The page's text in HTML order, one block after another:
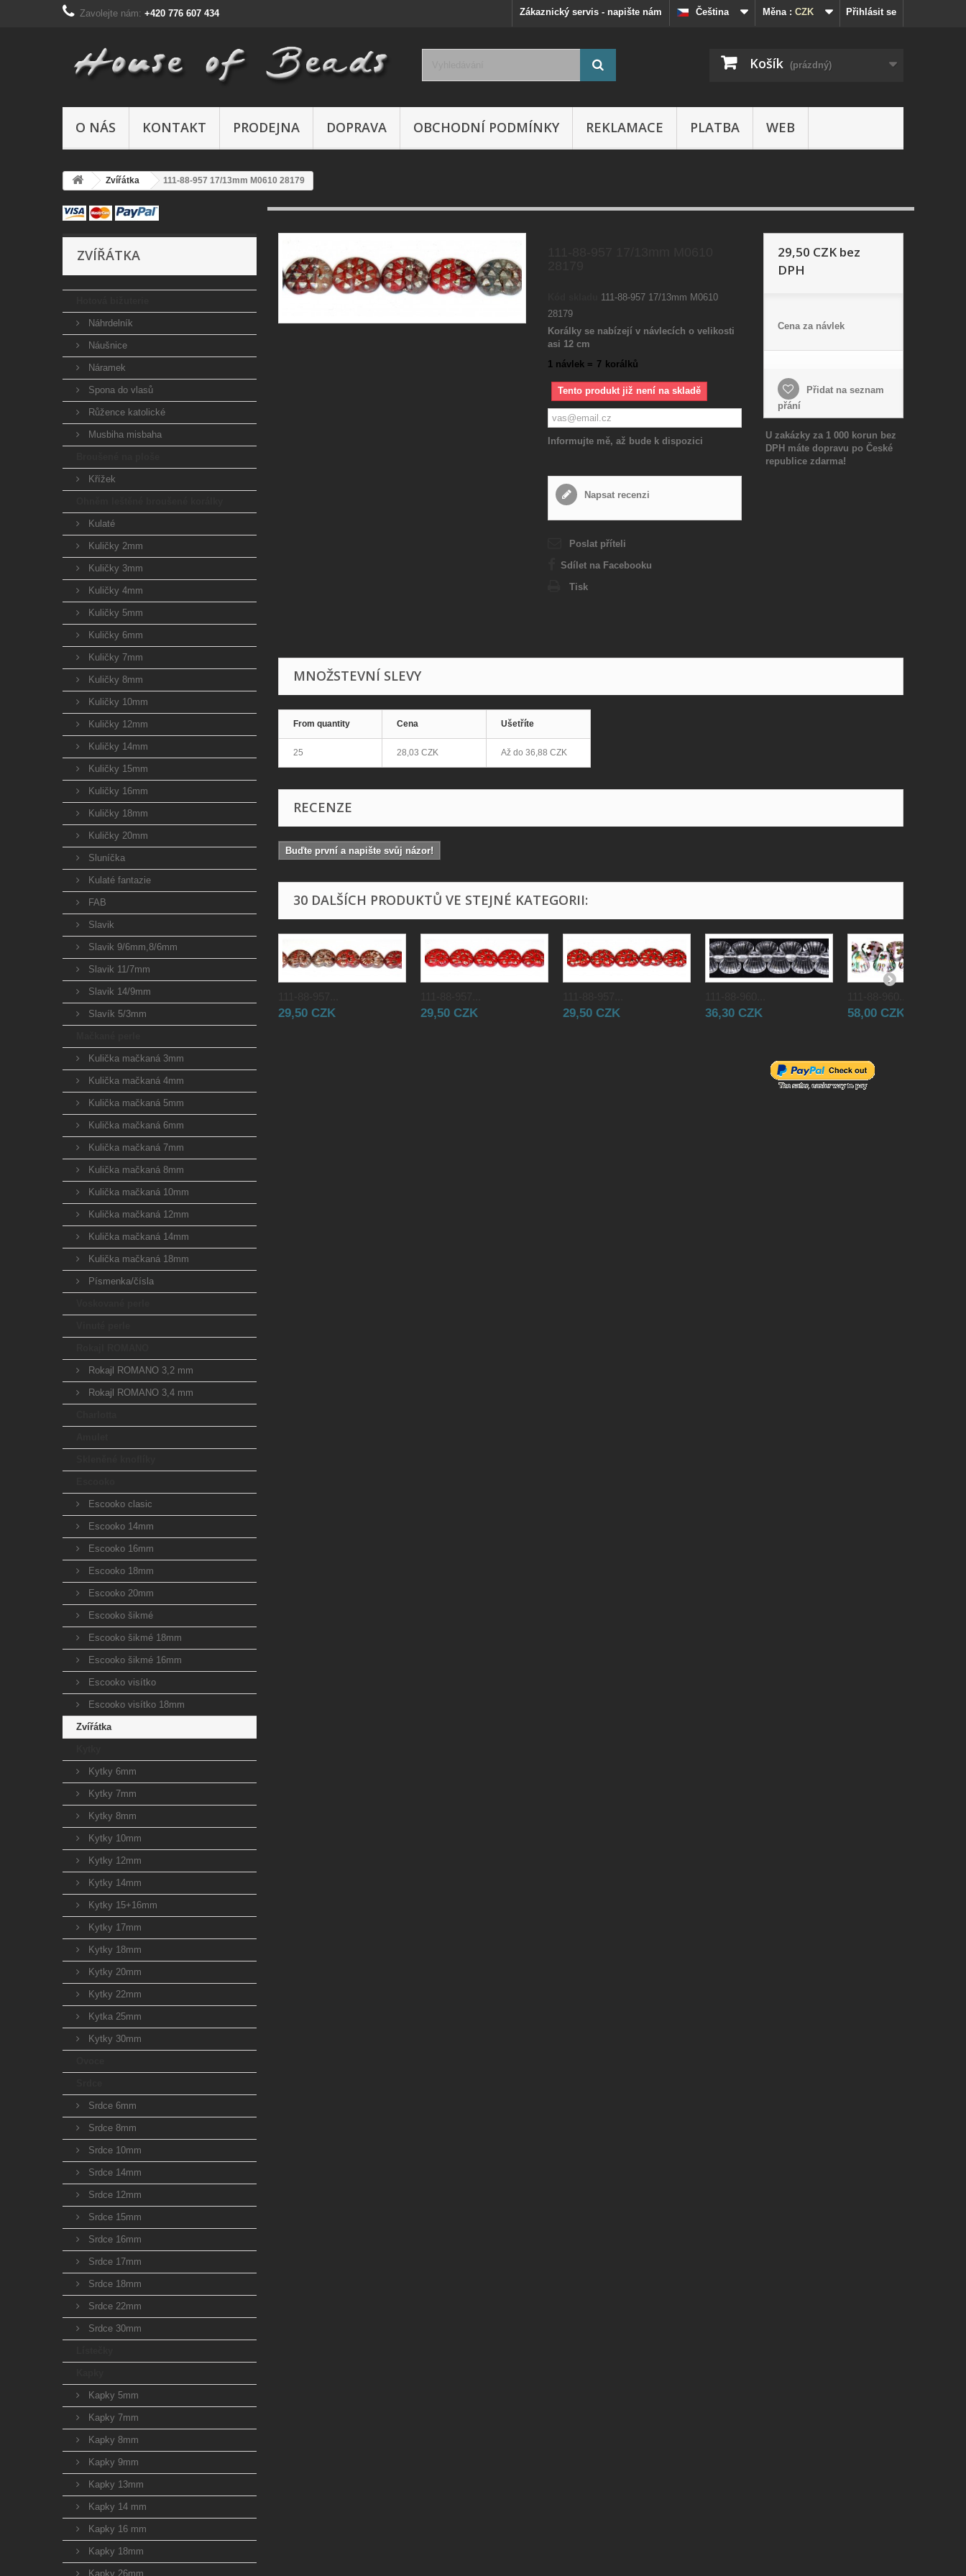
Přihlásit se
Měna : CZK
Čeština
Zákaznický servis - napište nám
Zavolejte nám: +420 776 607 434
Košík (prázdný)
O NÁS KONTAKT PRODEJNA DOPRAVA OBCHODNÍ PODMÍNKY REKLAMACE PLATBA WEB
Zvířátka 111-88-957 17/13mm M0610 28179
ZVÍŘÁTKA
Náhrdelník
Náušnice
Náramek
Spona do vlasů
Růžence katolické
Musbiha misbaha
Křížek
Kulaté
Kuličky 2mm
Kuličky 3mm
Kuličky 4mm
Kuličky 5mm
Kuličky 6mm
Kuličky 7mm
Kuličky 8mm
Kuličky 10mm
Kuličky 12mm
Kuličky 14mm
Kuličky 15mm
Kuličky 16mm
Kuličky 18mm
Kuličky 20mm
Sluníčka
Kulaté fantazie
FAB
Slavik
Slavik 9/6mm,8/6mm
Slavik 11/7mm
Slavik 14/9mm
Slavík 5/3mm
Kulička mačkaná 3mm
Kulička mačkaná 4mm
Kulička mačkaná 5mm
Kulička mačkaná 6mm
Kulička mačkaná 7mm
Kulička mačkaná 8mm
Kulička mačkaná 10mm
Kulička mačkaná 12mm
Kulička mačkaná 14mm
Kulička mačkaná 18mm
Písmenka/čísla
Rokajl ROMANO 3,2 mm
Rokajl ROMANO 3,4 mm
Escooko clasic
Escooko 14mm
Escooko 16mm
Escooko 18mm
Escooko 20mm
Escooko šikmé
Escooko šikmé 18mm
Escooko šikmé 16mm
Escooko visítko
Escooko visítko 18mm
Zvířátka
Kytky 6mm
Kytky 7mm
Kytky 8mm
Kytky 10mm
Kytky 12mm
Kytky 14mm
Kytky 15+16mm
Kytky 17mm
Kytky 18mm
Kytky 20mm
Kytky 22mm
Kytka 25mm
Kytky 30mm
Srdce 6mm
Srdce 8mm
Srdce 10mm
Srdce 14mm
Srdce 12mm
Srdce 15mm
Srdce 16mm
Srdce 17mm
Srdce 18mm
Srdce 22mm
Srdce 30mm
Kapky 5mm
Kapky 7mm
Kapky 8mm
Kapky 9mm
Kapky 13mm
Kapky 14 mm
Kapky 16 mm
Kapky 18mm
Kapky 26mm
111-88-957 17/13mm M0610
28179
Korálky se nabízejí v návlecích o velikosti
asi 12 cm
1 návlek = 7 korálků
Tento produkt již není na skladě
Informujte mě, až bude k dispozici
Napsat recenzi
Poslat příteli
Sdílet na Facebooku
Tisk
29,50 CZKbez
DPH
Cena za návlek
Přidat na seznam
přání
U zakázky za 1 000 korun bez
DPH máte dopravu po České
republice zdarma!
MNOŽSTEVNÍ SLEVY
From quantity Cena Ušetříte
25 28,03 CZK Až do 36,88 CZK
RECENZE
Buďte první a napište svůj názor!
30 DALŠÍCH PRODUKTŮ VE STEJNÉ KATEGORII:
29,50 CZK 29,50 CZK 29,50 CZK 36,30 CZK 58,00 CZK